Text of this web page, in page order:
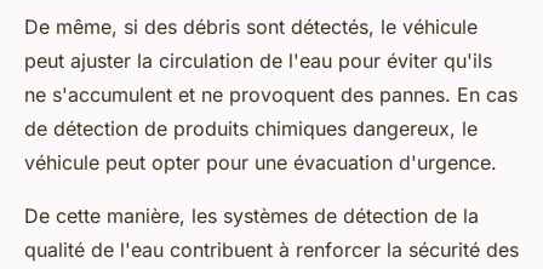
De même, si des débris sont détectés, le véhicule
peut ajuster la circulation de l'eau pour éviter qu'ils
ne s'accumulent et ne provoquent des pannes. En cas
de détection de produits chimiques dangereux, le
véhicule peut opter pour une évacuation d'urgence.
De cette manière, les systèmes de détection de la
qualité de l'eau contribuent à renforcer la sécurité des